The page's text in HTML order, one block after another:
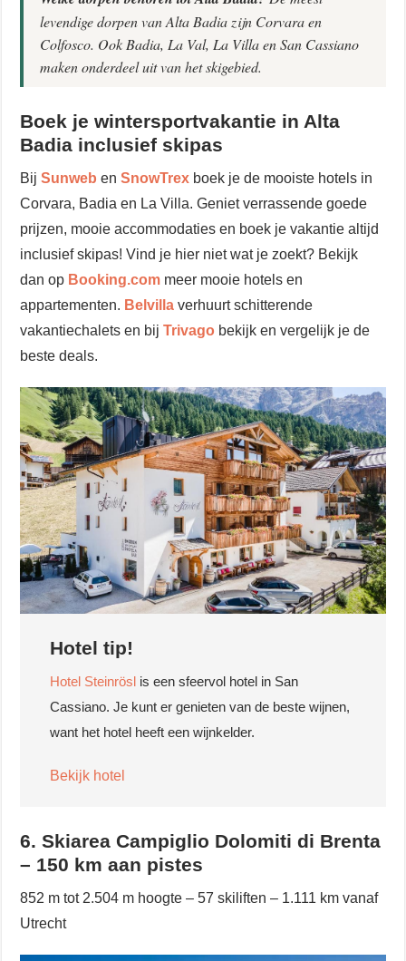
levendige dorpen van Alta Badia zijn Corvara en
Colfosco. Ook Badia, La Val, La Villa en San Cassiano
maken onderdeel uit van het skigebied.
Boek je wintersportvakantie in Alta
Badia inclusief skipas
BijSunweb enSnowTrex boek je de mooiste hotels in
Corvara, Badia en La Villa. Geniet verrassende goede
prijzen, mooie accommodaties en boek je vakantie altijd
inclusief skipas! Vind je hier niet wat je zoekt? Bekijk
dan op Booking.com meer mooie hotels en
appartementen. Belvilla verhuurt schitterende
vakantiechalets en bijTrivago bekijk en vergelijk je de
beste deals.
Hotel tip!
Hotel Steinröslis een sfeervol hotel in San
Cassiano. Je kunt er genieten van de beste wijnen,
want het hotel heeft een wijnkelder.
Bekijk hotel
6. Skiarea Campiglio Dolomiti di Brenta
– 150 km aan pistes
852 m tot 2.504 m hoogte – 57 skiliften – 1.111 km vanaf
Utrecht